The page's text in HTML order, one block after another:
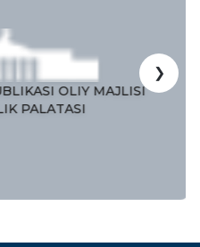
OLIY MAJLISI
PALATASI
❯